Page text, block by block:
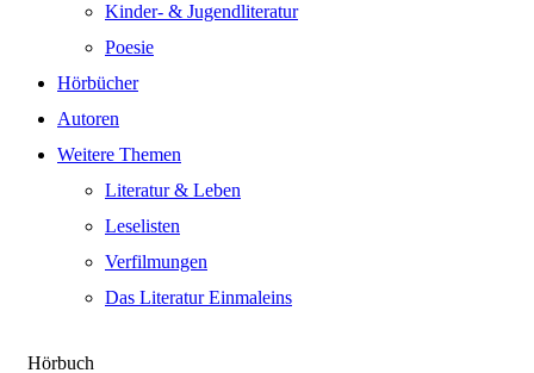
Kinder- & Jugendliteratur
Poesie
Hörbücher
Autoren
Weitere Themen
Literatur & Leben
Leselisten
Verfilmungen
Das Literatur Einmaleins
Hörbuch